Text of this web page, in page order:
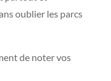
oublier les parcs
de noter vos